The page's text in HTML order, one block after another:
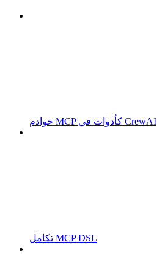
خوادم MCP كأدوات في CrewAI
تكامل MCP DSL